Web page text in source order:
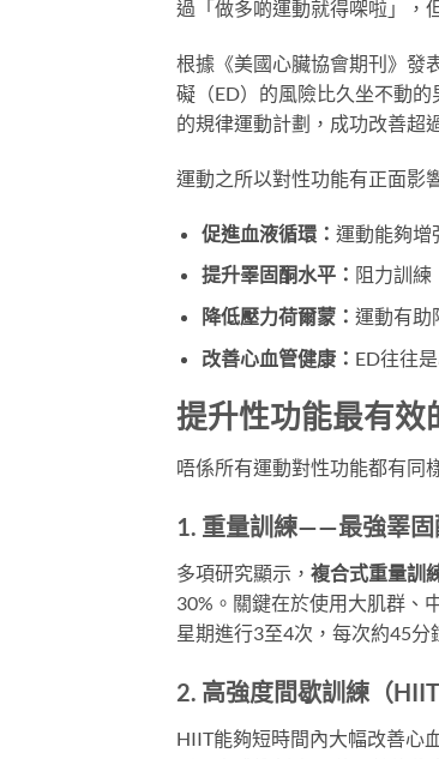
過「做多啲運動就得㗎啦」，
根據《美國心臟協會期刊》發
礙（ED）的風險比久坐不動
的規律運動計劃，成功改善超
運動之所以對性功能有正面影
促進血液循環： 運動能夠增
提升睪固酮水平： 阻力訓
降低壓力荷爾蒙： 運動有助
改善心血管健康： ED往往
提升性功能最有效
唔係所有運動對性功能都有同
1. 重量訓練——最強睪固
多項研究顯示， 複合式重量訓
30%。關鍵在於使用大肌群、
星期進行3至4次，每次約45分
2. 高強度間歇訓練（
HIIT能夠短時間內大幅改善心